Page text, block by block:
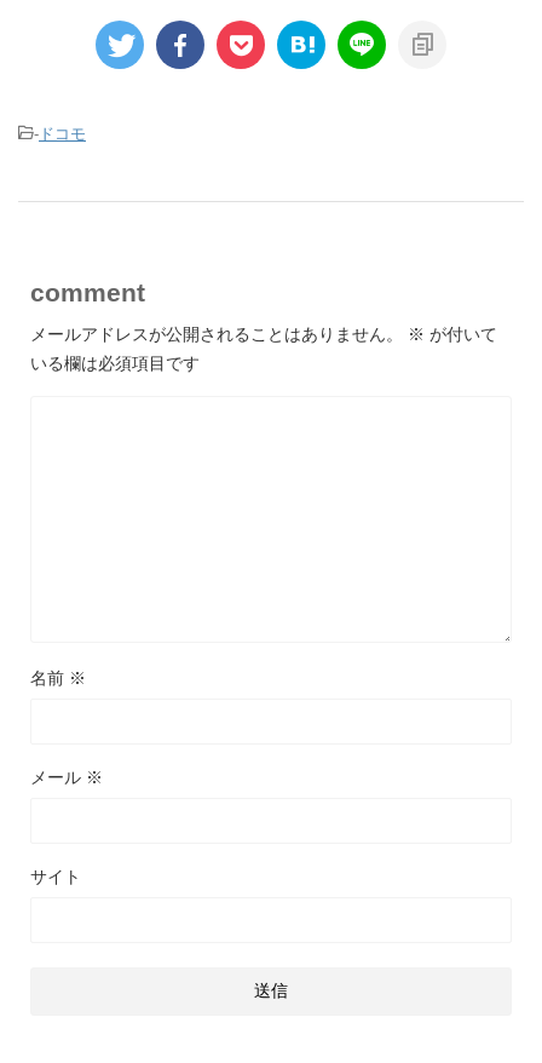
- ドコモ
comment
メールアドレスが公開されることはありません。 ※ が付いて
いる欄は必須項目です
名前 ※
メール ※
サイト